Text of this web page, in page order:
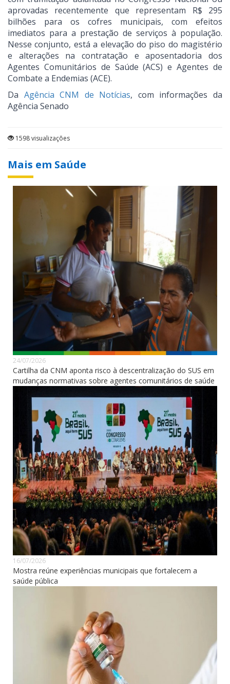
aprovadas recentemente que representam R$ 295
bilhões para os cofres municipais, com efeitos
imediatos para a prestação de serviços à população.
Nesse conjunto, está a elevação do piso do magistério
e alterações na contratação e aposentadoria dos
Agentes Comunitários de Saúde (ACS) e Agentes de
Combate a Endemias (ACE).
Da Agência CNM de Notícias, com informações da
Agência Senado
1598 visualizações
Mais em Saúde
24/07/2026
Cartilha da CNM aponta risco à descentralização do SUS em
mudanças normativas sobre agentes comunitários de saúde
16/07/2026
Mostra reúne experiências municipais que fortalecem a
saúde pública